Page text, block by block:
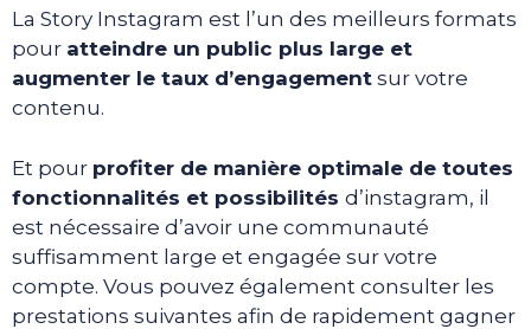
La Story Instagram est l’un des meilleurs formats
pour atteindre un public plus large et
augmenter le taux d’engagement sur votre
contenu.
Et pour profiter de manière optimale de toutes
fonctionnalités et possibilités d’instagram, il
est nécessaire d’avoir une communauté
suffisamment large et engagée sur votre
compte. Vous pouvez également consulter les
prestations suivantes afin de rapidement gagner